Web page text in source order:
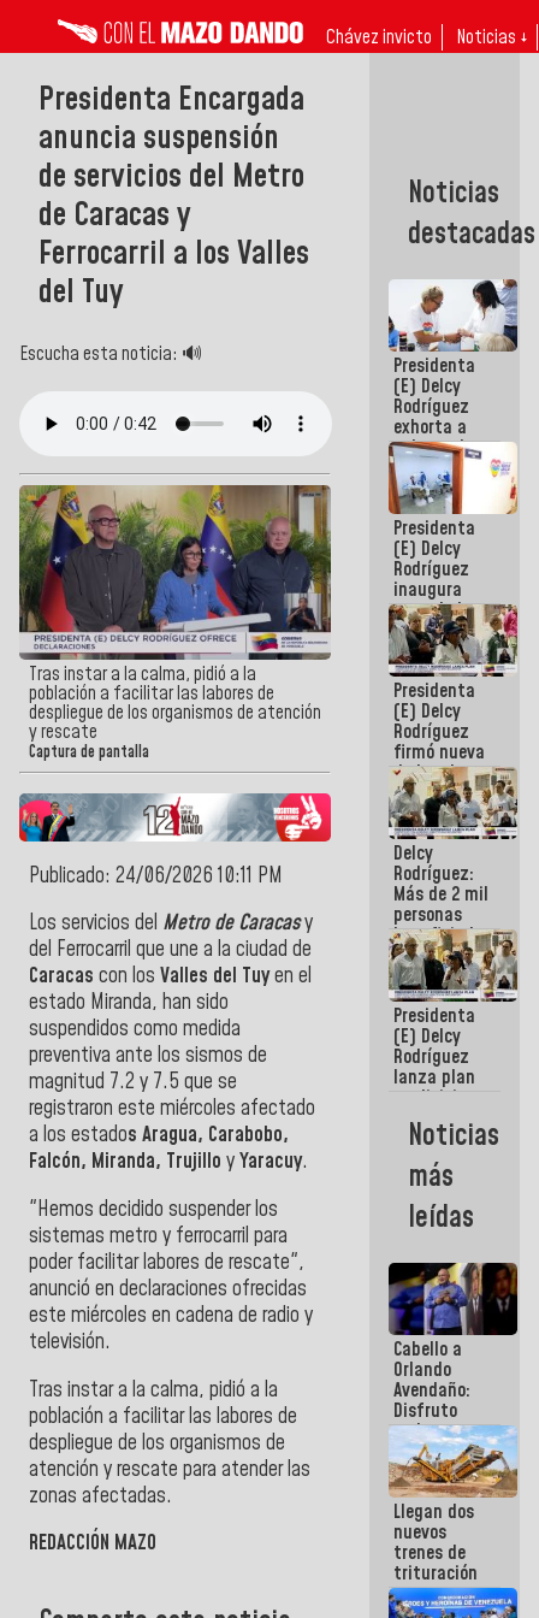
Chávez invicto Noticias ↓
Presidenta Encargada
anuncia suspensión
de servicios del Metro
de Caracas y
Ferrocarril a los Valles
del Tuy
Escucha esta noticia: 🔊
Tras instar a la calma, pidió a la
población a facilitar las labores de
despliegue de los organismos de atención
y rescate
Captura de pantalla
Publicado: 24/06/2026 10:11 PM
Los servicios del Metro de Caracasy
del Ferrocarril que une a la ciudad de
Caracas con los Valles del Tuyen el
estado Miranda, han sido
suspendidos como medida
preventiva ante los sismos de
magnitud 7.2 y 7.5 que se
registraron este miércoles afectado
a los estados Aragua, Carabobo,
Falcón, Miranda, Trujillo yYaracuy.
"Hemos decidido suspender los
sistemas metro y ferrocarril para
poder facilitar labores de rescate",
anunció en declaraciones ofrecidas
este miércoles en cadena de radio y
televisión.
Tras instar a la calma, pidió a la
población a facilitar las labores de
despliegue de los organismos de
atención y rescate para atender las
zonas afectadas.
REDACCIÓN MAZO
Noticias
destacadas
Presidenta
(E) Delcy
Rodríguez
exhorta a
gobernadores
y alcaldes a
edificar
casas para
abuelos
Presidenta
(E) Delcy
Rodríguez
inaugura
casa de los
Abuelos
Primavera
en Caracas
Presidenta
(E) Delcy
Rodríguez
firmó nueva
de Ley de
Arrendamiento
aprobada
por la AN
Delcy
Rodríguez:
Más de 2 mil
personas
beneficiadas
con planes
para
atención de
emergencia
sísmica en
la última
semana
Presidenta
(E) Delcy
Rodríguez
lanza plan
crediticio
con subsidio
a Juntas de
Condominio
Noticias
más
leídas
Cabello a
Orlando
Avendaño:
Disfruto
cada vez
que escribes
porque lo
que haces
es
embarrarla
Llegan dos
nuevos
trenes de
trituración
para